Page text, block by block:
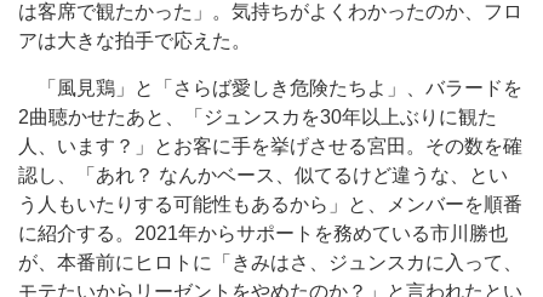
は客席で観たかった」。気持ちがよくわかったのか、フロ
アは大きな拍手で応えた。
「風見鶏」と「さらば愛しき危険たちよ」、バラードを
2曲聴かせたあと、「ジュンスカを30年以上ぶりに観た
人、います？」とお客に手を挙げさせる宮田。その数を確
認し、「あれ？ なんかベース、似てるけど違うな、とい
う人もいたりする可能性もあるから」と、メンバーを順番
に紹介する。2021年からサポートを務めている市川勝也
が、本番前にヒロトに「きみはさ、ジュンスカに入って、
モテたいからリーゼントをやめたのか？」と言われたとい